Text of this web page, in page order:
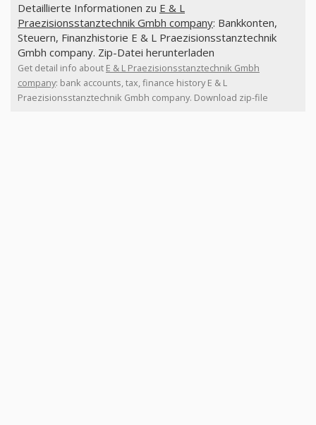
Detaillierte Informationen zu E & L
Praezisionsstanztechnik Gmbh company: Bankkonten,
Steuern, Finanzhistorie E & L Praezisionsstanztechnik
Gmbh company. Zip-Datei herunterladen
Get detail info about E & L Praezisionsstanztechnik Gmbh
company: bank accounts, tax, finance history E & L
Praezisionsstanztechnik Gmbh company. Download zip-file